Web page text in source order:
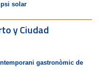
solar
y Ciudad
gastronòmic de